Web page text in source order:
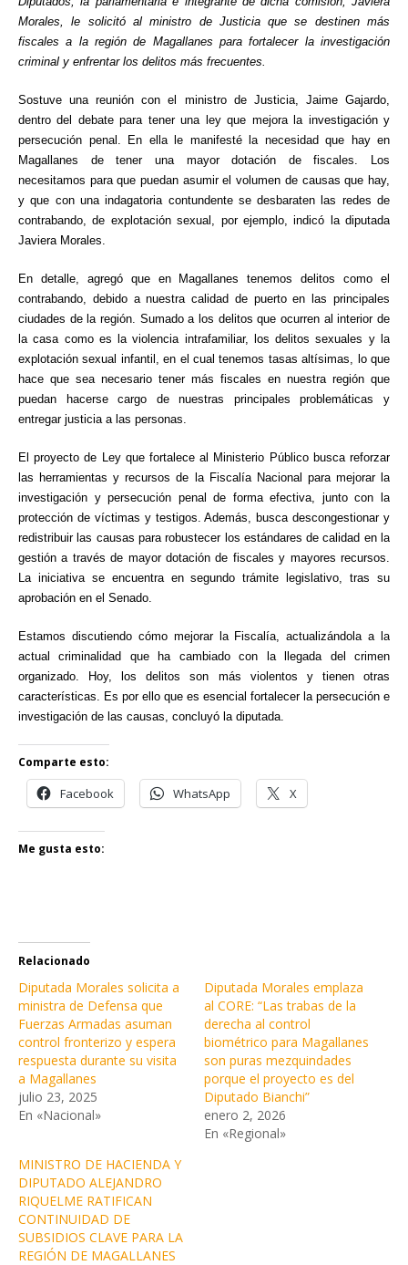
Morales, le solicitó al ministro de Justicia que se destinen más
fiscales a la región de Magallanes para fortalecer la investigación
criminal y enfrentar los delitos más frecuentes.
Sostuve una reunión con el ministro de Justicia, Jaime Gajardo,
dentro del debate para tener una ley que mejora la investigación y
persecución penal. En ella le manifesté la necesidad que hay en
Magallanes de tener una mayor dotación de fiscales. Los
necesitamos para que puedan asumir el volumen de causas que hay,
y que con una indagatoria contundente se desbaraten las redes de
contrabando, de explotación sexual, por ejemplo, indicó la diputada
Javiera Morales.
En detalle, agregó que en Magallanes tenemos delitos como el
contrabando, debido a nuestra calidad de puerto en las principales
ciudades de la región. Sumado a los delitos que ocurren al interior de
la casa como es la violencia intrafamiliar, los delitos sexuales y la
explotación sexual infantil, en el cual tenemos tasas altísimas, lo que
hace que sea necesario tener más fiscales en nuestra región que
puedan hacerse cargo de nuestras principales problemáticas y
entregar justicia a las personas.
El proyecto de Ley que fortalece al Ministerio Público busca reforzar
las herramientas y recursos de la Fiscalía Nacional para mejorar la
investigación y persecución penal de forma efectiva, junto con la
protección de víctimas y testigos. Además, busca descongestionar y
redistribuir las causas para robustecer los estándares de calidad en la
gestión a través de mayor dotación de fiscales y mayores recursos.
La iniciativa se encuentra en segundo trámite legislativo, tras su
aprobación en el Senado.
Estamos discutiendo cómo mejorar la Fiscalía, actualizándola a la
actual criminalidad que ha cambiado con la llegada del crimen
organizado. Hoy, los delitos son más violentos y tienen otras
características. Es por ello que es esencial fortalecer la persecución e
investigación de las causas, concluyó la diputada.
Comparte esto:
Facebook WhatsApp X
Me gusta esto:
Relacionado
Diputada Morales solicita a
ministra de Defensa que
Fuerzas Armadas asuman
control fronterizo y espera
respuesta durante su visita
a Magallanes
julio 23, 2025
En «Nacional»
Diputada Morales emplaza
al CORE: “Las trabas de la
derecha al control
biométrico para Magallanes
son puras mezquindades
porque el proyecto es del
Diputado Bianchi”
enero 2, 2026
En «Regional»
MINISTRO DE HACIENDA Y
DIPUTADO ALEJANDRO
RIQUELME RATIFICAN
CONTINUIDAD DE
SUBSIDIOS CLAVE PARA LA
REGIÓN DE MAGALLANES